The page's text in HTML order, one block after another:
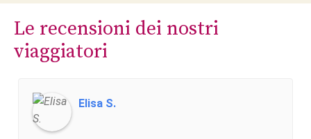
Le recensioni dei nostri
viaggiatori
Elisa S.